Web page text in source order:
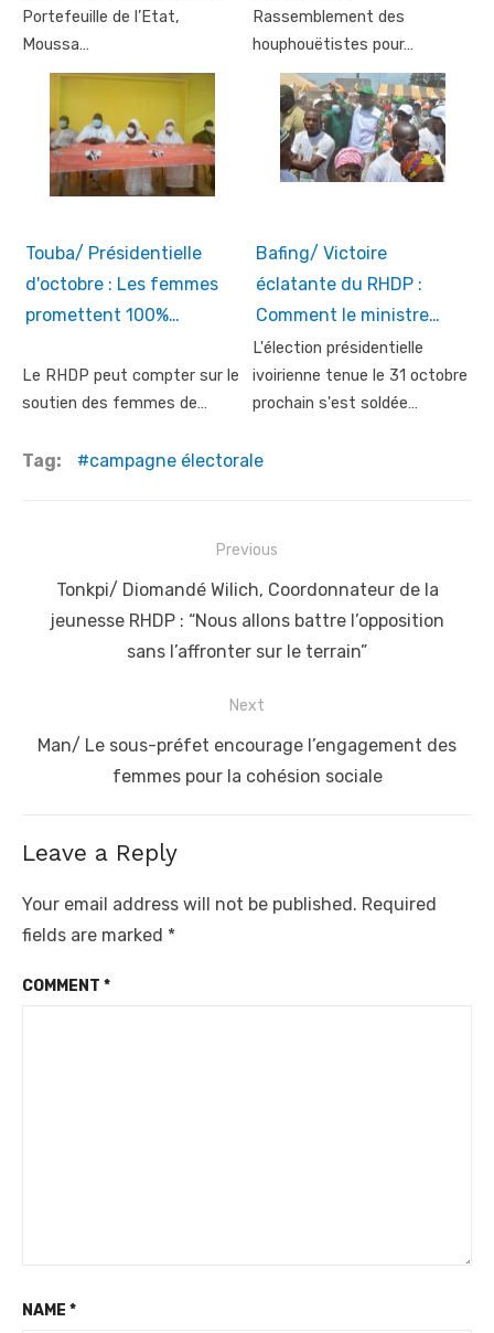
Portefeuille de l’Etat,
Moussa…
Rassemblement des
houphouëtistes pour…
Touba/ Présidentielle
d'octobre : Les femmes
promettent 100%…
Le RHDP peut compter sur le
soutien des femmes de…
Bafing/ Victoire
éclatante du RHDP :
Comment le ministre…
L'élection présidentielle
ivoirienne tenue le 31 octobre
prochain s'est soldée…
Tag: campagne électorale
navigation
Previous
Previous
post:
Tonkpi/ Diomandé Wilich, Coordonnateur de la
jeunesse RHDP : “Nous allons battre l’opposition
sans l’affronter sur le terrain”
Next
Next
Man/ Le sous-préfet encourage l’engagement des
femmes pour la cohésion sociale
Leave a Reply
Your email address will not be published. Required
fields are marked *
COMMENT *
NAME *